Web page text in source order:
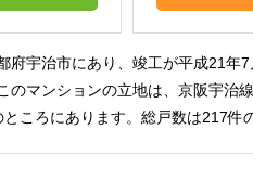
府宇治市にあり、竣工が平成21年
のマンションの立地は、京阪宇治
ころにあります。総戸数は217件